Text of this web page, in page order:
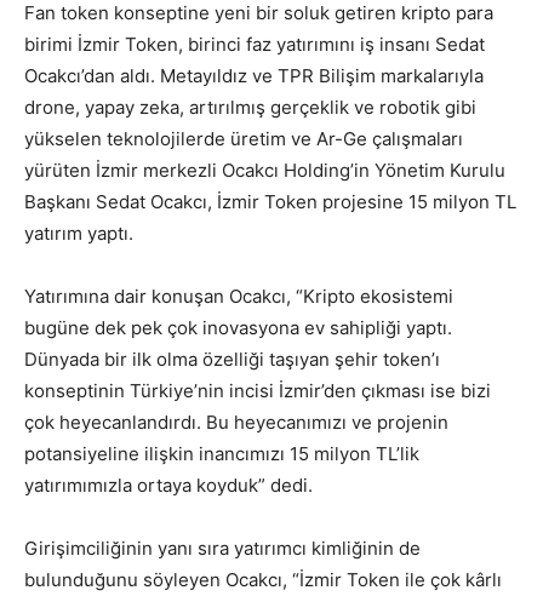
Fan token konseptine yeni bir soluk getiren kripto para
birimi İzmir Token, birinci faz yatırımını iş insanı Sedat
Ocakcı’dan aldı. Metayıldız ve TPR Bilişim markalarıyla
drone, yapay zeka, artırılmış gerçeklik ve robotik gibi
yükselen teknolojilerde üretim ve Ar-Ge çalışmaları
yürüten İzmir merkezli Ocakcı Holding’in Yönetim Kurulu
Başkanı Sedat Ocakcı, İzmir Token projesine 15 milyon TL
yatırım yaptı.
Yatırımına dair konuşan Ocakcı, “Kripto ekosistemi
bugüne dek pek çok inovasyona ev sahipliği yaptı.
Dünyada bir ilk olma özelliği taşıyan şehir token’ı
konseptinin Türkiye’nin incisi İzmir’den çıkması ise bizi
çok heyecanlandırdı. Bu heyecanımızı ve projenin
potansiyeline ilişkin inancımızı 15 milyon TL’lik
yatırımımızla ortaya koyduk” dedi.
Girişimciliğinin yanı sıra yatırımcı kimliğinin de
bulunduğunu söyleyen Ocakcı, “İzmir Token ile çok kârlı